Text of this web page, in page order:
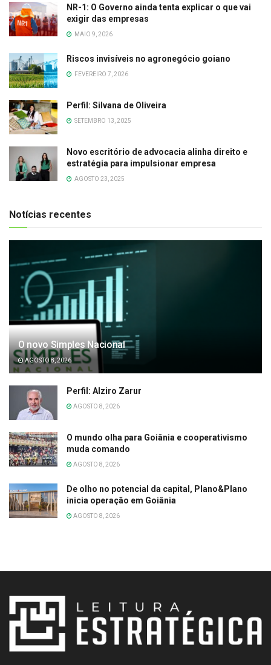
NR-1: O Governo ainda tenta explicar o que vai
exigir das empresas
MAIO 9, 2026
Riscos invisíveis no agronegócio goiano
FEVEREIRO 7, 2026
Perfil: Silvana de Oliveira
SETEMBRO 13, 2025
Novo escritório de advocacia alinha direito e
estratégia para impulsionar empresa
AGOSTO 23, 2025
Notícias recentes
O novo Simples Nacional
AGOSTO 8, 2026
Perfil: Alziro Zarur
AGOSTO 8, 2026
O mundo olha para Goiânia e cooperativismo
muda comando
AGOSTO 8, 2026
De olho no potencial da capital, Plano&Plano
inicia operação em Goiânia
AGOSTO 8, 2026